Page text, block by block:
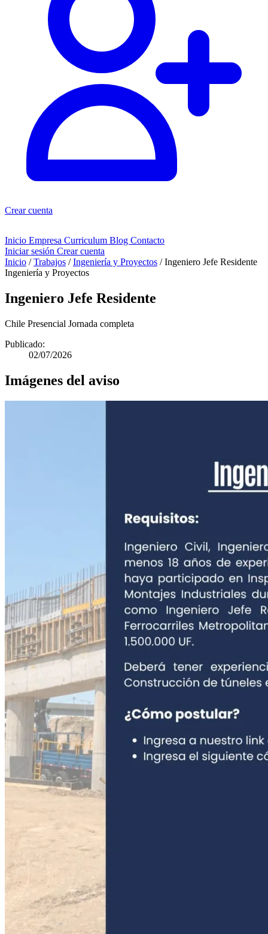
Crear cuenta
Inicio Empresa Curriculum Blog Contacto
Iniciar sesión Crear cuenta
Inicio / Trabajos / Ingeniería y Proyectos / Ingeniero Jefe Residente
Ingeniería y Proyectos
Ingeniero Jefe Residente
Chile Presencial Jornada completa
Publicado:
02/07/2026
Imágenes del aviso